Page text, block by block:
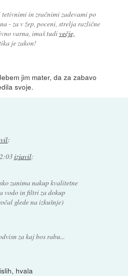
tetivnimi in zračnimi zadevami po
- za v žep, poceni, strelja različne
varna, imaš tudivečje,
je zakon!
jim mater, da za zabavo
svoje.
:
izjavil:
zanima nakup kvalitetne
vodo in filtri za dokup
glede na izkušnje)
za kaj bos rabu...
hvala